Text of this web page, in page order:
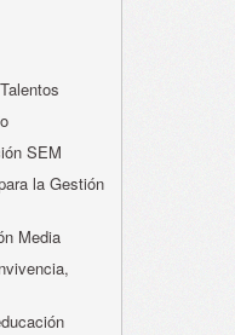
SEM
la Gestión
Media